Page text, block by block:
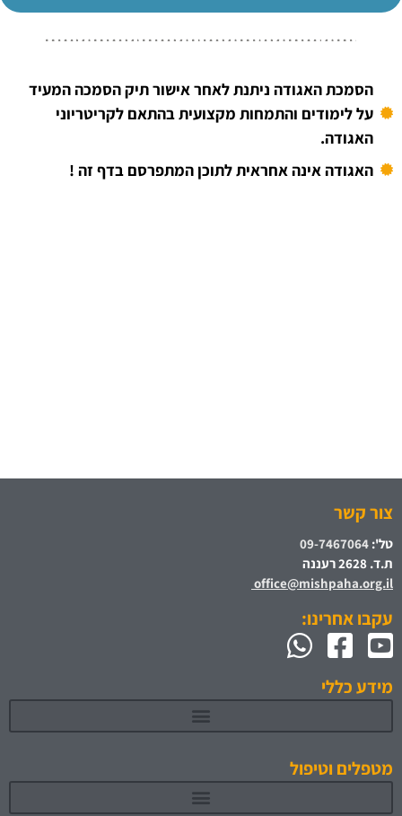
הסמכת האגודה ניתנת לאחר אישור תיק הסמכה המעיד
על לימודים והתמחות מקצועית בהתאם לקריטריוני
האגודה.
האגודה אינה אחראית לתוכן המתפרסם בדף זה !
צור קשר
טל': 09-7467064
ת.ד. 2628 רעננה
office@mishpaha.org.il
עקבו אחרינו:
מידע כללי
מטפלים וטיפול